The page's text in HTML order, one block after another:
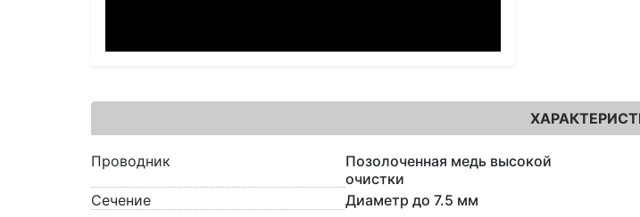
Проводник
Позолоченная медь высокой
очистки
Сечение
Диаметр до 7.5 мм